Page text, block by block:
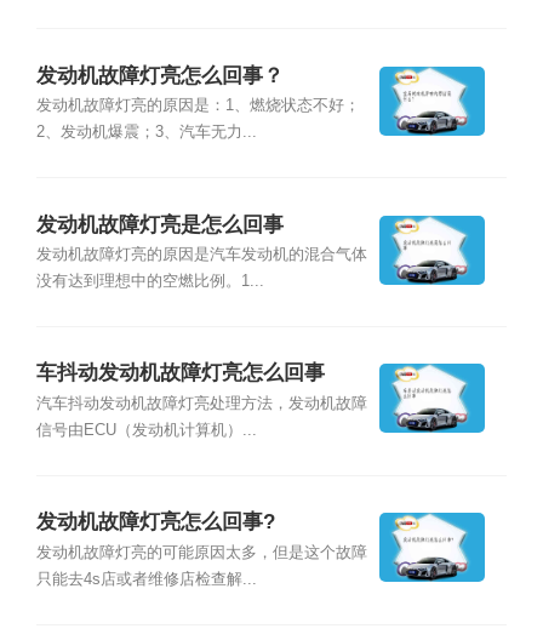
发动机故障灯亮怎么回事？
发动机故障灯亮的原因是：1、燃烧状态不好；
2、发动机爆震；3、汽车无力...
发动机故障灯亮是怎么回事
发动机故障灯亮的原因是汽车发动机的混合气体
没有达到理想中的空燃比例。1...
车抖动发动机故障灯亮怎么回事
汽车抖动发动机故障灯亮处理方法，发动机故障
信号由ECU（发动机计算机）...
发动机故障灯亮怎么回事?
发动机故障灯亮的可能原因太多，但是这个故障
只能去4s店或者维修店检查解...